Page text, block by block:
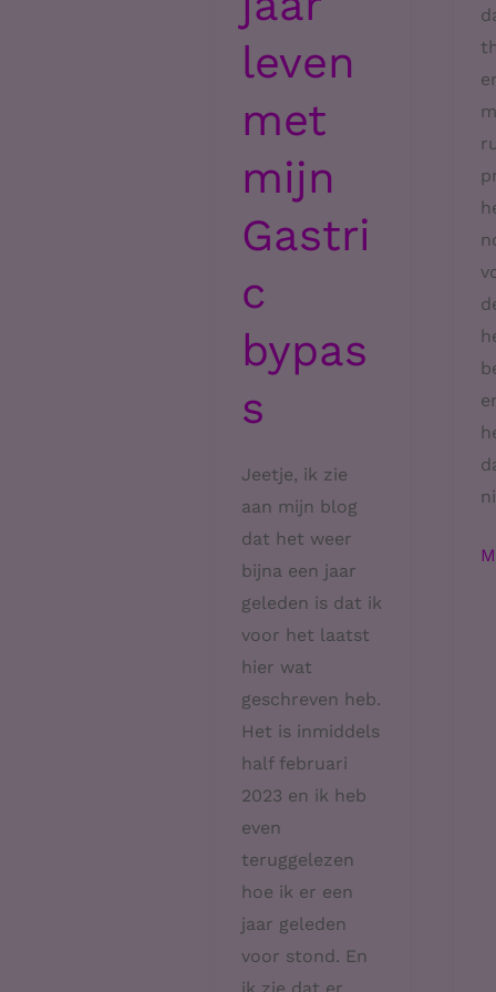
leven
met
mijn
Gastri
c
bypas
s
Jeetje, ik zie
aan mijn blog
dat het weer
bijna een jaar
geleden is dat ik
voor het laatst
hier wat
geschreven heb.
Het is inmiddels
half februari
2023 en ik heb
even
teruggelezen
hoe ik er een
jaar geleden
voor stond. En